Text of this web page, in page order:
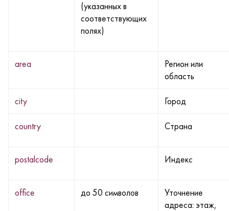
(указанных в
соответствующих
полях)
area
Регион или
область
city Город
country Страна
postalcode Индекс
office до 50 символов
Уточнение
адреса: этаж,